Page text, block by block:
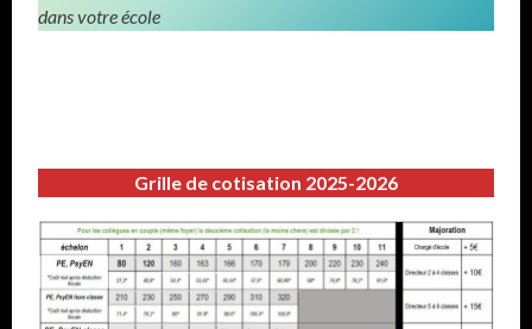
dans votre école
Grille de cotisation 2025-2026